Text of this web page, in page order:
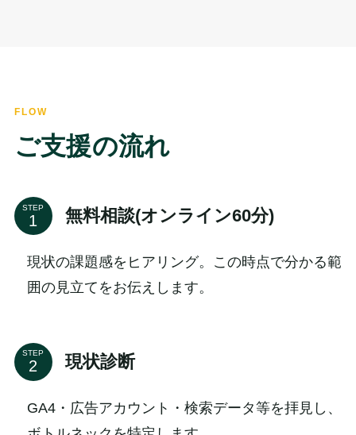
FLOW
ご支援の流れ
STEP 無料相談(オンライン60分)
現状の課題感をヒアリング。この時点で分かる範
囲の見立てをお伝えします。
STEP 現状診断
GA4・広告アカウント・検索データ等を拝見し、